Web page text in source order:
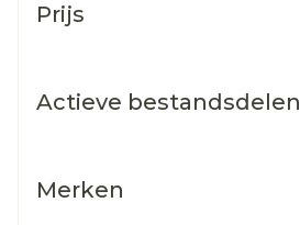
Prijs
Actieve bestandsdelen
Merken